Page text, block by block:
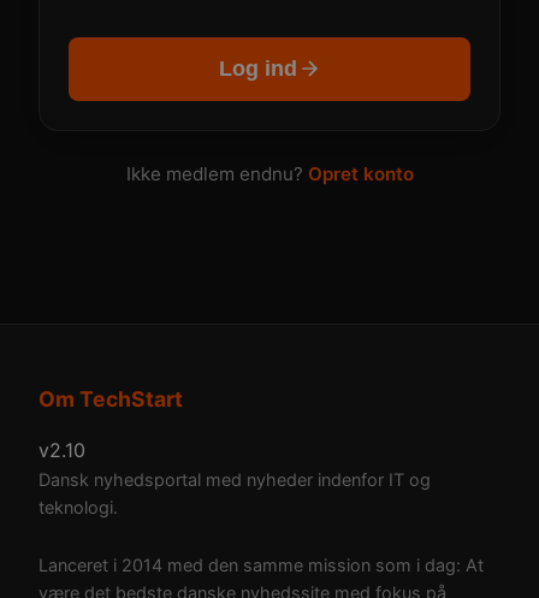
Log ind
Ikke medlem endnu? Opret konto
Om TechStart
v2.10
Dansk nyhedsportal med nyheder indenfor IT og
teknologi.
Lanceret i 2014 med den samme mission som i dag: At
være det bedste danske nyhedssite med fokus på